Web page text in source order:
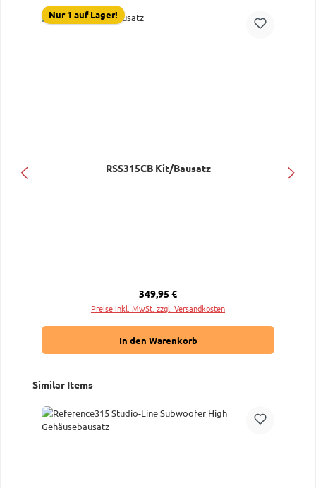
Nur 1 auf Lager!
RSS315CB Kit/Bausatz
Regulärer Preis:
349,95 €
Preise inkl. MwSt. zzgl. Versandkosten
In den Warenkorb
Produktgalerie überspringen
Similar Items